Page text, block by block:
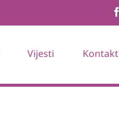
Vijesti Kontakt